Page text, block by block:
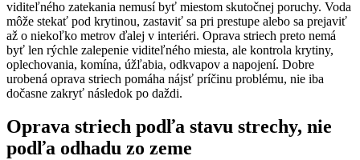
viditeľného zatekania nemusí byť miestom skutočnej poruchy. Voda
môže stekať pod krytinou, zastaviť sa pri prestupe alebo sa prejaviť
až o niekoľko metrov ďalej v interiéri. Oprava striech preto nemá
byť len rýchle zalepenie viditeľného miesta, ale kontrola krytiny,
oplechovania, komína, úžľabia, odkvapov a napojení. Dobre
urobená oprava striech pomáha nájsť príčinu problému, nie iba
dočasne zakryť následok po daždi.
Oprava striech podľa stavu strechy, nie
podľa odhadu zo zeme